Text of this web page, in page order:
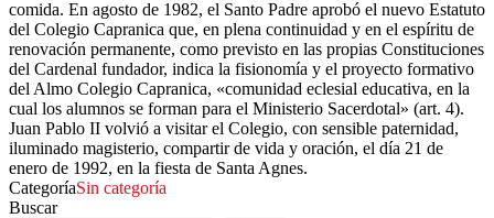
comida. En agosto de 1982, el Santo Padre aprobó el nuevo Estatuto
del Colegio Capranica que, en plena continuidad y en el espíritu de
renovación permanente, como previsto en las propias Constituciones
del Cardenal fundador, indica la fisionomía y el proyecto formativo
del Almo Colegio Capranica, «comunidad eclesial educativa, en la
cual los alumnos se forman para el Ministerio Sacerdotal» (art. 4).
Juan Pablo II volvió a visitar el Colegio, con sensible paternidad,
iluminado magisterio, compartir de vida y oración, el día 21 de
enero de 1992, en la fiesta de Santa Agnes.
CategoríaSin categoría
Buscar